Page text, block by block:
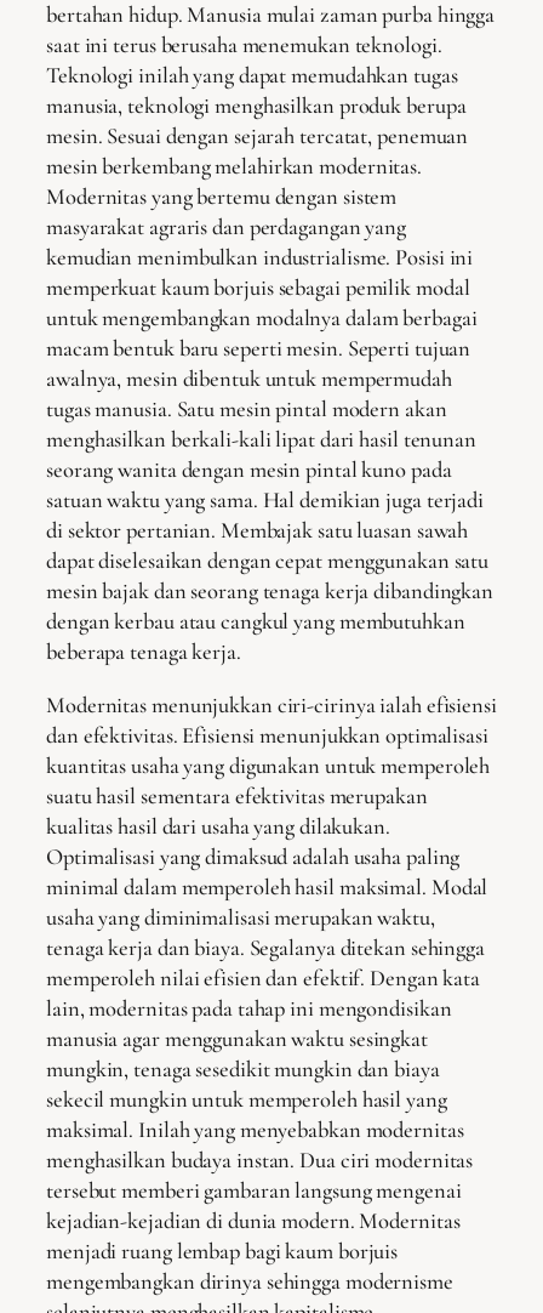
bertahan hidup. Manusia mulai zaman purba hingga
saat ini terus berusaha menemukan teknologi.
Teknologi inilah yang dapat memudahkan tugas
manusia, teknologi menghasilkan produk berupa
mesin. Sesuai dengan sejarah tercatat, penemuan
mesin berkembang melahirkan modernitas.
Modernitas yang bertemu dengan sistem
masyarakat agraris dan perdagangan yang
kemudian menimbulkan industrialisme. Posisi ini
memperkuat kaum borjuis sebagai pemilik modal
untuk mengembangkan modalnya dalam berbagai
macam bentuk baru seperti mesin. Seperti tujuan
awalnya, mesin dibentuk untuk mempermudah
tugas manusia. Satu mesin pintal modern akan
menghasilkan berkali-kali lipat dari hasil tenunan
seorang wanita dengan mesin pintal kuno pada
satuan waktu yang sama. Hal demikian juga terjadi
di sektor pertanian. Membajak satu luasan sawah
dapat diselesaikan dengan cepat menggunakan satu
mesin bajak dan seorang tenaga kerja dibandingkan
dengan kerbau atau cangkul yang membutuhkan
beberapa tenaga kerja.
Modernitas menunjukkan ciri-cirinya ialah efisiensi
dan efektivitas. Efisiensi menunjukkan optimalisasi
kuantitas usaha yang digunakan untuk memperoleh
suatu hasil sementara efektivitas merupakan
kualitas hasil dari usaha yang dilakukan.
Optimalisasi yang dimaksud adalah usaha paling
minimal dalam memperoleh hasil maksimal. Modal
usaha yang diminimalisasi merupakan waktu,
tenaga kerja dan biaya. Segalanya ditekan sehingga
memperoleh nilai efisien dan efektif. Dengan kata
lain, modernitas pada tahap ini mengondisikan
manusia agar menggunakan waktu sesingkat
mungkin, tenaga sesedikit mungkin dan biaya
sekecil mungkin untuk memperoleh hasil yang
maksimal. Inilah yang menyebabkan modernitas
menghasilkan budaya instan. Dua ciri modernitas
tersebut memberi gambaran langsung mengenai
kejadian-kejadian di dunia modern. Modernitas
menjadi ruang lembap bagi kaum borjuis
mengembangkan dirinya sehingga modernisme